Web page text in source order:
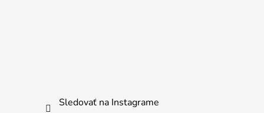
Sledovať na Instagrame